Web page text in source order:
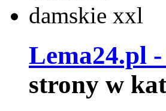
Lema24.pl
strony w